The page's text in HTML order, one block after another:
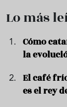
Lo más
Cómo
la
El café
es el rey